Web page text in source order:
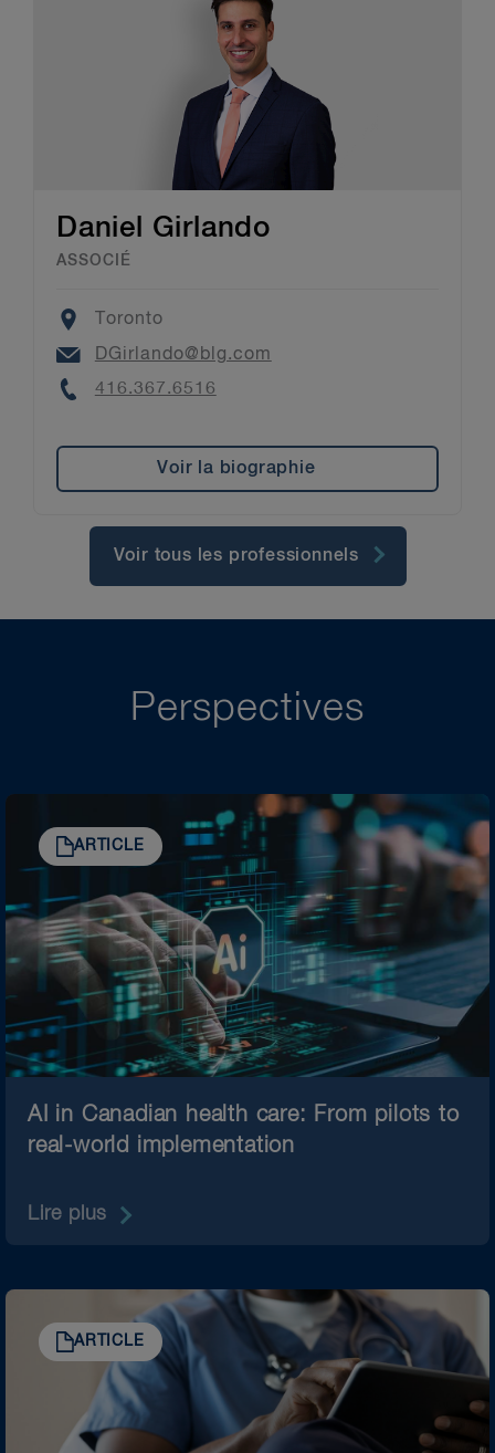
Daniel Girlando
ASSOCIÉ
Location
Toronto
Email
DGirlando@blg.com
Phone
416.367.6516
Voir la biographie
Voir tous les professionnels
Perspectives
ARTICLE
AI in Canadian health care: From pilots to
real-world implementation
Lire plus
ARTICLE